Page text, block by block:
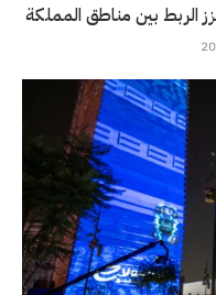
الربط بين مناطق المملكة